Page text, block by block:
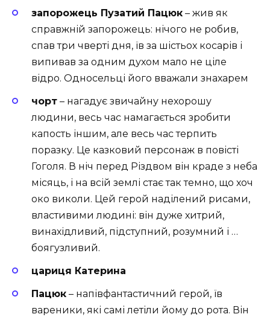
запорожець Пузатий Пацюк – жив як
справжній запорожець: нічого не робив,
спав три чверті дня, їв за шістьох косарів і
випивав за одним духом мало не ціле
відро. Односельці його вважали знахарем
чорт – нагадує звичайну нехорошу
людини, весь час намагається зробити
капость іншим, але весь час терпить
поразку. Це казковий персонаж в повісті
Гоголя. В ніч перед Різдвом він краде з неба
місяць, і на всій землі стає так темно, що хоч
око виколи. Цей герой наділений рисами,
властивими людині: він дуже хитрий,
винахідливий, підступний, розумний і …
боягузливий.
цариця Катерина
Пацюк – напівфантастичний герой, їв
вареники, які самі летіли йому до рота. Він